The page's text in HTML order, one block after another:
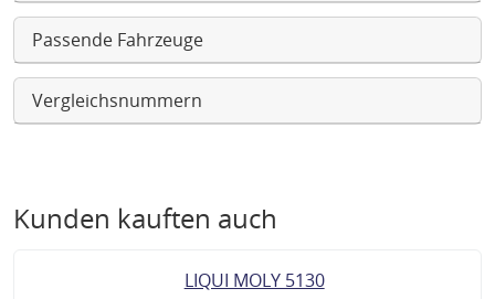
Passende Fahrzeuge
Vergleichsnummern
Kunden kauften auch
LIQUI MOLY 5130